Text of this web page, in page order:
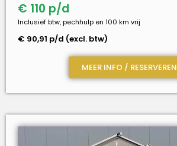
€ 110 p/d
Inclusief btw, pechhulp en 100 km vrij
€ 90,91 p/d (excl. btw)
MEER INFO / RESERVEREN